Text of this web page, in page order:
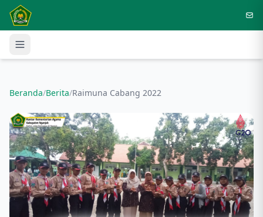
Langsung ke konten utama
Beranda/Berita/Raimuna Cabang 2022